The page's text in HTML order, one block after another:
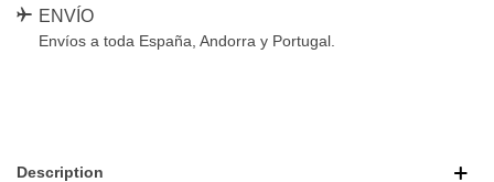
ENVÍO
Envíos a toda España, Andorra y Portugal.
Description